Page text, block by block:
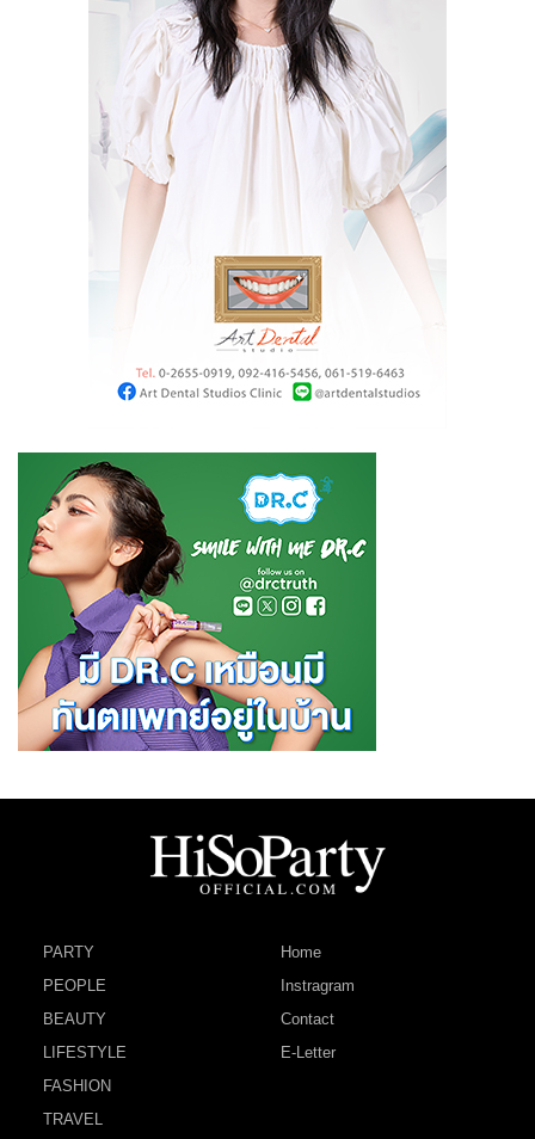
PARTY
PEOPLE
BEAUTY
LIFESTYLE
FASHION
TRAVEL
Home
Instragram
Contact
E-Letter